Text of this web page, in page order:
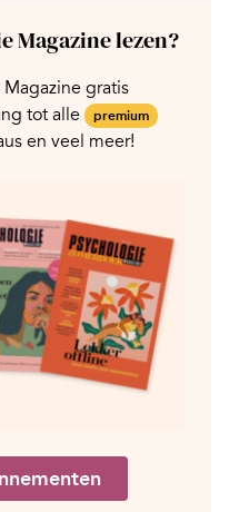
Magazine lezen?
gratis
tot alle
premium
en veel meer!